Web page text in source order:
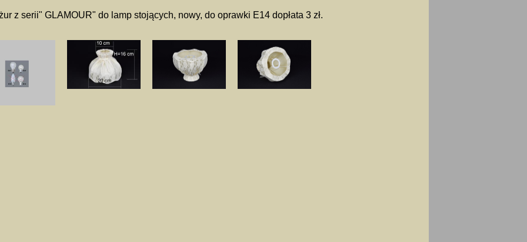
z serii" GLAMOUR" do lamp stojących, nowy, do oprawki E14 dopłata 3 zł.